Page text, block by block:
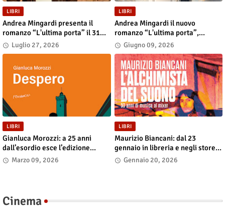
LIBRI
Andrea Mingardi presenta il
romanzo “L'ultima porta” il 31
luglio alla Fiera di San Lazzaro
Luglio 27, 2026
LIBRI
Andrea Mingardi il nuovo
romanzo “L'ultima porta”,
disponibile in libreria e negli
store digitali
Giugno 09, 2026
LIBRI
Gianluca Morozzi: a 25 anni
dall’esordio esce l’edizione
definitiva di “Despero”, dal 13
Marzo 09, 2026
LIBRI
Maurizio Biancani: dal 23
gennaio in libreria e negli store
digitali “L’alchimista del suono.
Gennaio 20, 2026
Cinema